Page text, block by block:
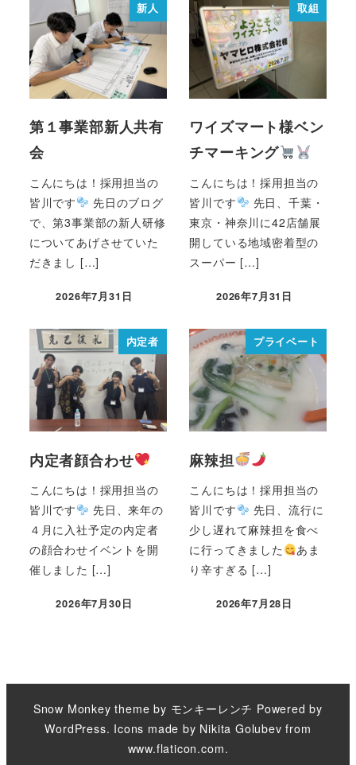
新人
第１事業部新人共有
会
こんにちは！採用担当の
皆川です
先日のブログ
で、第3事業部の新人研修
についてあげさせていた
だきまし […]
2026年7月31日
取組
ワイズマート様ベン
チマーキング
こんにちは！採用担当の
皆川です
先日、千葉・
東京・神奈川に42店舗展
開している地域密着型の
スーパー […]
2026年7月31日
内定者
内定者顔合わせ
こんにちは！採用担当の
皆川です
先日、来年の
４月に入社予定の内定者
の顔合わせイベントを開
催しました […]
2026年7月30日
プライベート
麻辣担
こんにちは！採用担当の
皆川です
先日、流行に
少し遅れて麻辣担を食べ
に行ってきました
あま
り辛すぎる […]
2026年7月28日
Snow Monkey theme by モンキーレンチ Powered by
WordPress. Icons made by Nikita Golubev from
www.flaticon.com.